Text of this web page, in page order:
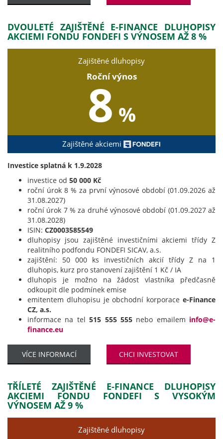
DVOULETÉ ZAJIŠTĚNÉ E-FINANCE DLUHOPISY
AKCIEMI FONDU FONDEFI S VÝNOSEM AŽ 8 %
Zajištěné dluhopisy
Roční výnos
8 %
Zajištěné akciemi
Investice splatná k 1.9.2028
investice od 50 000 Kč
roční úrok 8 % za první výnosové období (01.09.2026 až
31.08.2027)
roční úrok 7 % za druhé výnosové období (01.09.2027 až
31.08.2028)
ISIN: CZ0003585549
dluhopisy jsou zajištěné investičními akciemi třídy Z
realitního podfondu FONDEFI SICAV, a.s.
zajištění: 50 000 ks investičních akcií třídy Z na 1
dluhopis, kurz pro stanovení zajištění 1 Kč / IA
dluhopis je možno na žádost vlastníka předčasně
odkoupit dle podmínek emise
emitentem dluhopisu je obchodní korporace e-Finance
CZ, a.s.
informace na tel515 555 555nebo emailem info@e-
finance.eu
VÍCE INFORMACÍ CHCI INVESTOVAT
TŘÍLETÉ ZAJIŠTĚNÉ E-FINANCE DLUHOPISY
AKCIEMI FONDU FONDEFI S VYSOKÝM
VÝNOSEM AŽ 9 %
Zajištěné dluhopisy